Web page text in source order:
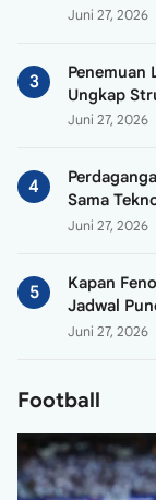
Juni 27, 2026
Penemuan
Ungkap
Juni 27, 2026
Sama
Juni 27, 2026
Kapan
Jadwal
Juni 27, 2026
Football